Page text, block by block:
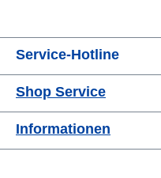
Service-Hotline
Shop Service
Informationen